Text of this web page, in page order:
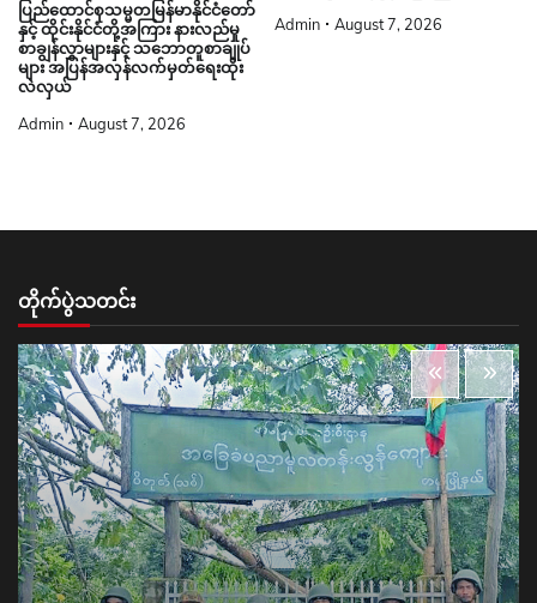
ပြည်ထောင်စုသမ္မတမြန်မာနိုင်ငံတော်
နှင့် ထိုင်းနိုင်ငံတို့အကြား နားလည်မှု
စာချွန်လွှာများနှင့် သဘောတူစာချုပ်
များ အပြန်အလှန်လက်မှတ်ရေးထိုး
လဲလှယ်
Admin August 7, 2026
Admin August 7, 2026
တိုက်ပွဲသတင်း